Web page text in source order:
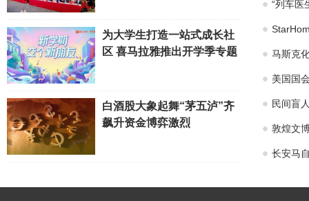
为大学生打造一站式成长社
区 喜马拉雅推出开学季专题
白酒股大象起舞“茅五泸”齐
飙升资金博弈激烈
“列车医
马斯克
美国国
民间盲
敦煌文
长安马